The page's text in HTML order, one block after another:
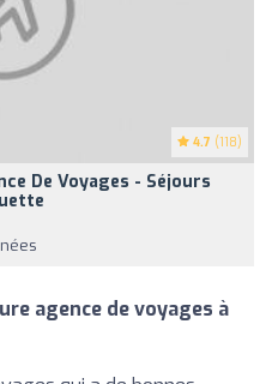
4.7 (118)
De Voyages - Séjours
agence de voyages à